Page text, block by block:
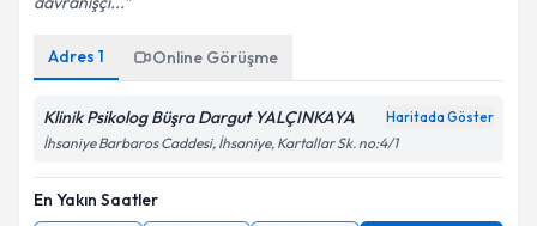
Adres 1 Online Görüşme
Klinik Psikolog Büşra Dargut YALÇINKAYA Haritada Göster
İhsaniye Barbaros Caddesi, İhsaniye, Kartallar Sk. no:4/1
En Yakın Saatler